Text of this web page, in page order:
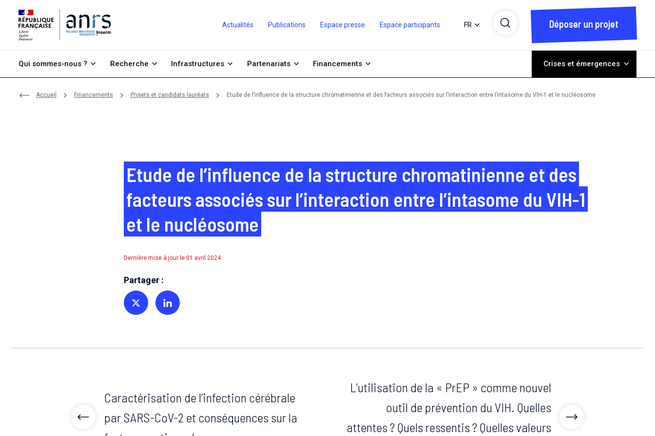
Actualités Publications Espace presse Espace participants FR Déposer un projet
Qui sommes-nous ? Recherche Infrastructures Partenariats Financements Crises et émergences
Accueil Financements Projets et candidats lauréats Etude de l’influence de la structure chromatinienne et des facteurs associés sur l’interaction entre l’intasome du VIH-1 et le nucléosome
Etude de l’influence de la structure chromatinienne et des
facteurs associés sur l’interaction entre l’intasome du VIH-1
et le nucléosome
Dernière mise à jour le 01 avril 2024
Partager :
Partager sur TwitterPartager sur Linkedin
Caractérisation de l’infection cérébrale
par SARS-CoV-2 et conséquences sur la
L’utilisation de la « PrEP » comme nouvel
outil de prévention du VIH. Quelles
attentes ? Quels ressentis ? Quelles valeurs